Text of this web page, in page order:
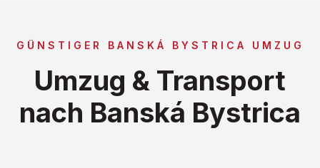
GÜNSTIGER BANSKÁ BYSTRICA UMZUG
Umzug & Transport
nach Banská Bystrica